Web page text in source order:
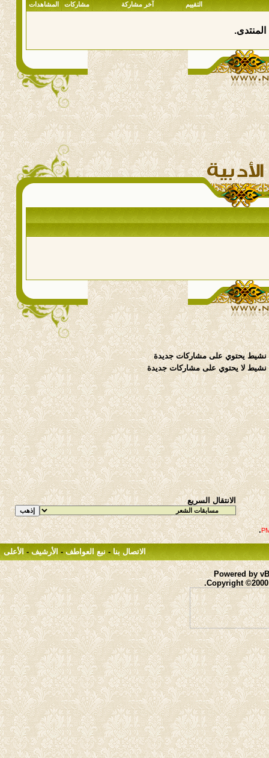
التقييم آخر مشاركة مشاركات المشاهدات
يحتوي على مشاركات جديدة
لا يحتوي على مشاركات جديدة
الانتقال السريع
.
الاتصال بنا - نبع العواطف - الأرشيف - الأعلى
Powered by
Copyright